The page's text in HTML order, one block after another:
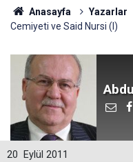
Anasayfa Yazarlar
Cemiyeti ve Said Nursi (I)
20 Eylül 2011